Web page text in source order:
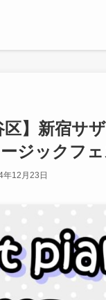
区】新宿サ
ジックフ
年12月23日